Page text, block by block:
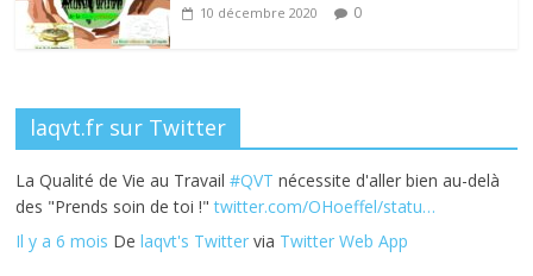
10 décembre 2020 0
laqvt.fr sur Twitter
La Qualité de Vie au Travail#QVT nécessite d'aller bien au-delà
des "Prends soin de toi !"twitter.com/OHoeffel/statu…
Il y a 6 mois Delaqvt's Twitter via Twitter Web App